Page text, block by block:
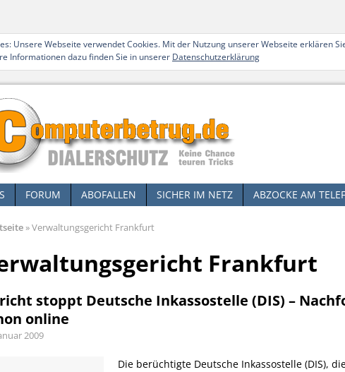
Unsere Webseite verwendet Cookies. Mit der Nutzung unserer Webseite erklären
Informationen dazu finden Sie in unserer Datenschutzerklärung
FORUM ABOFALLEN SICHER IM NETZ ABZOCKE AM
»Verwaltungsgericht Frankfurt
Frankfurt
stoppt Deutsche Inkassostelle (DIS) –
online
2009
Die berüchtigte Deutsche Inkassostelle (DIS),